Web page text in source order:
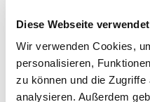
Diese Webseite
Wir verwenden Cookies,
personalisieren,
zu können und die
analysieren. Außerdem
speziellemErgänzungsfutter.
Gerade ältere Pferde
als jüngere Pferde. Erfahre
Alte Pferde richtig füttern“.